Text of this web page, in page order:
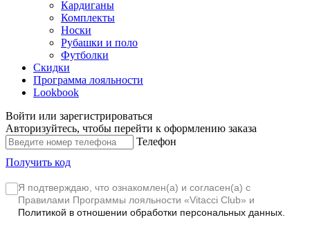
Кардиганы
Комплекты
Носки
Рубашки и поло
Футболки
Скидки
Программа лояльности
Lookbook
Войти или зарегистрироваться
Авторизуйтесь, чтобы перейти к оформлению заказа
Телефон
Получить код
Я подтверждаю, что ознакомлен(а) и согласен(а) с
Правилами Программы лояльности «Vitacci Club» и
Политикой в отношении обработки персональных данных.